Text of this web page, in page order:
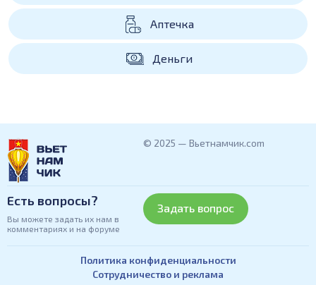
Аптечка
Деньги
© 2025 — Вьетнамчик.com
Есть вопросы?
Вы можете задать их нам в
комментариях и на форуме
Задать вопрос
Политика конфиденциальности
Сотрудничество и реклама